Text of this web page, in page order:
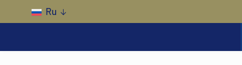
Skip to main content
Ru